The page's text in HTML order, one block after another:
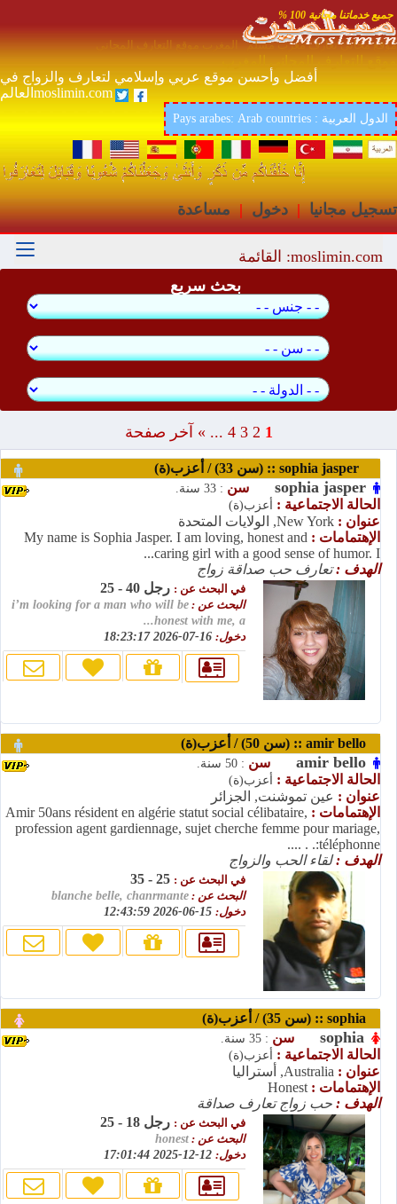
جميع خدماتنا مجانية 100 %
موقع مجاني تعارف مغرب مسلم المغرب موقع التعارف المجاني
موقع التعارف المجاني المغرب
أفضل وأحسن موقع عربي وإسلامي لتعارف والزواج في
العالمmoslimin.com
Pays arabes: Arab countries : الدول العربية
تسجيل مجانيا | دخول | مساعدة
moslimin.com: القائمة
بحث سريع
1
2
3
4
...
» آخر صفحة
sophia jasper سن : 33 سنة.
الحالة الاجتماعية : أعزب(ة)
عنوان : New York, الولايات المتحدة
الإهتمامات : My name is Sophia Jasper. I am loving, honest and
caring girl with a good sense of humor. I...
الهدف :تعارف حب صداقة زواج
في البحث عن : رجل 40 - 25
البحث عن : i’m looking for a man who will be
honest with me, a...
دخول:
amir bello سن : 50 سنة.
الحالة الاجتماعية : أعزب(ة)
عنوان : عين تموشنت, الجزائر
الإهتمامات : Amir 50ans résident en algérie statut social célibataire,
profession agent gardiennage, sujet cherche femme pour mariage,
téléphonne:. . ....
الهدف :لقاء الحب والزواج
في البحث عن :
البحث عن : blanche belle, chanrmante
دخول:
sophia سن : 35 سنة.
الحالة الاجتماعية : أعزب(ة)
عنوان : Australia, أستراليا
الإهتمامات :Honest
الهدف : حب زواج تعارف صداقة
في البحث عن : رجل 18 - 25
البحث عن : honest
دخول: